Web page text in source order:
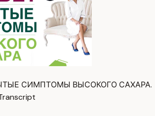
СИМПТОМЫ ВЫСОКОГО САХАРА.